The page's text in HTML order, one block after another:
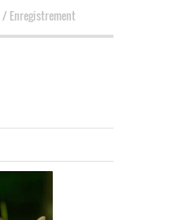
/Enregistrement